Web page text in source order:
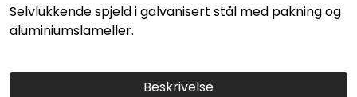
Selvlukkende spjeld i galvanisert stål med pakning og
aluminiumslameller.
Beskrivelse